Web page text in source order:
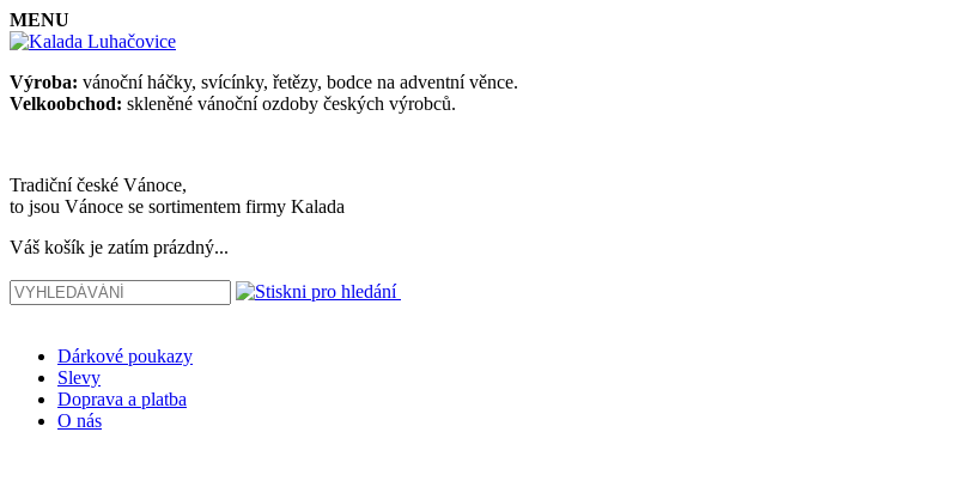
MENU
Výroba: vánoční háčky, svícínky, řetězy, bodce na adventní věnce.
Velkoobchod: skleněné vánoční ozdoby českých výrobců.
Tradiční české Vánoce,
to jsou Vánoce se sortimentem firmy Kalada
Váš košík je zatím prázdný...
Dárkové poukazy
Slevy
Doprava a platba
O nás